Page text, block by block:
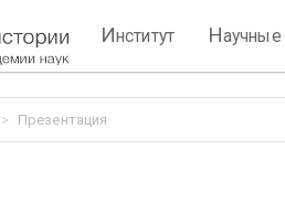
Институт Научные
Презентация